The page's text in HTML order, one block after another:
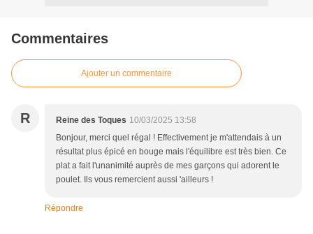
Commentaires
Ajouter un commentaire
R Reine des Toques 10/03/2025 13:58
Bonjour, merci quel régal ! Effectivement je m'attendais à un
résultat plus épicé en bouge mais l'équilibre est très bien. Ce
plat a fait l'unanimité auprès de mes garçons qui adorent le
poulet. Ils vous remercient aussi 'ailleurs !
Répondre